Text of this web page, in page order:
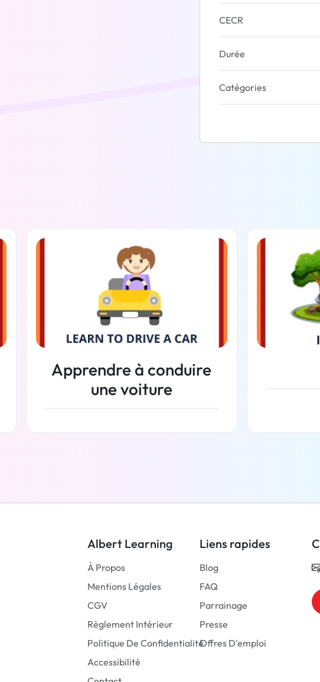
CECR
Durée
Catégories
Apprendre à conduire
une voiture
Albert Learning
À Propos
Mentions Légales
CGV
Règlement Intérieur
Politique De Confidentialité
Accessibilité
Liens rapides
Blog
FAQ
Parrainage
Presse
Offres D'emploi